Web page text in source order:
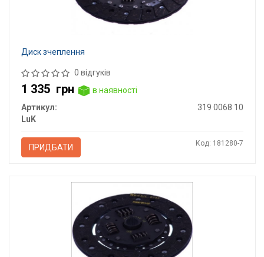
Диск зчеплення
0 відгуків
1 335 грн
в наявності
Артикул:
319 0068 10
LuK
ПРИДБАТИ Код: 181280-7